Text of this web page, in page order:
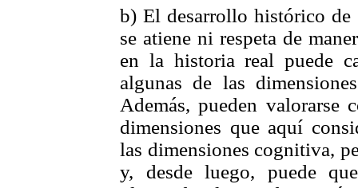
b) El desarrollo histórico
se atiene ni respeta de
en la historia real puede
algunas de las
Además, pueden valorarse
dimensiones que aquí
las dimensiones cognitiva,
y, desde luego, puede